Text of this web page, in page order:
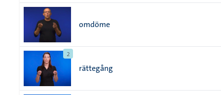
omdöme
2
rättegång